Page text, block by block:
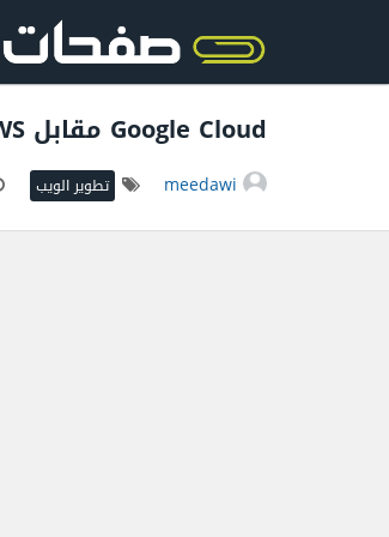
Google Cloud مقابل AWS مقابل Azure: مقارنة مفصلة
تطوير الويب